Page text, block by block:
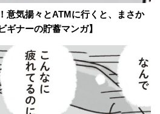
意気揚々とATMに行くと、まさか
ナーの貯蓄マンガ】